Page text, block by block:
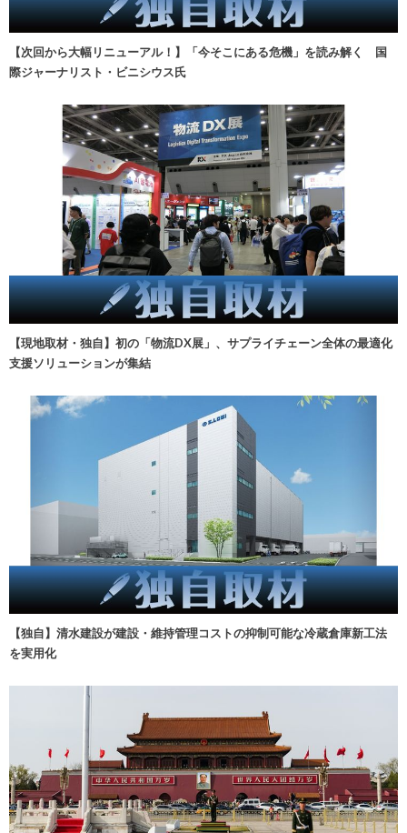
【次回から大幅リニューアル！】「今そこにある危機」を読み解く 国
際ジャーナリスト・ビニシウス氏
【現地取材・独自】初の「物流DX展」、サプライチェーン全体の最適化
支援ソリューションが集結
【独自】清水建設が建設・維持管理コストの抑制可能な冷蔵倉庫新工法
を実用化